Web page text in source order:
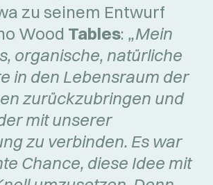
zu seinem Entwurf
Wood Tables: „Mein
organische, natürliche
in den Lebensraum der
zurückzubringen und
mit unserer
zu verbinden. Es war
Chance, diese Idee mit